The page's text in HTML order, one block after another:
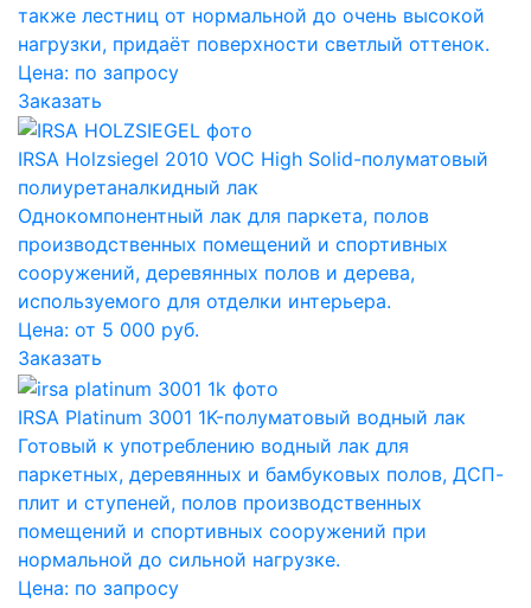
также лестниц от нормальной до очень высокой
нагрузки, придаёт поверхности светлый оттенок.
Цена: по запросу
Заказать
IRSA Holzsiegel 2010 VOC High Solid-полуматовый
полиуретаналкидный лак
Однокомпонентный лак для паркета, полов
производственных помещений и спортивных
сооружений, деревянных полов и дерева,
используемого для отделки интерьера.
Цена: от 5 000 руб.
Заказать
IRSA Platinum 3001 1K-полуматовый водный лак
Готовый к употреблению водный лак для
паркетных, деревянных и бамбуковых полов, ДСП-
плит и ступеней, полов производственных
помещений и спортивных сооружений при
нормальной до сильной нагрузке.
Цена: по запросу